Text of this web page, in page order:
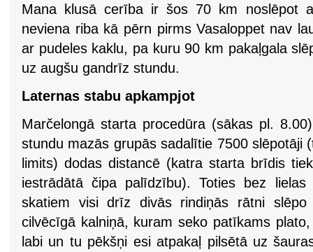
Mana klusā cerība ir šos 70 km noslēpot
neviena riba kā pērn pirms Vasaloppet nav
ar pudeles kaklu, pa kuru 90 km pakaļgala
uz augšu gandrīz stundu.
Laternas stabu apkampjot
Marčelongā starta procedūra (sākas pl.
stundu mazās grupās sadalītie 7500 slēpotāji
limits) dodas distancē (katra starta brīdis
iestrādātā čipa palīdzību). Toties bez
skatiem visi drīz divās rindiņās rātni
cilvēcīgā kalniņā, kuram seko patīkams
labi un tu pēkšņi esi atpakaļ pilsētā uz